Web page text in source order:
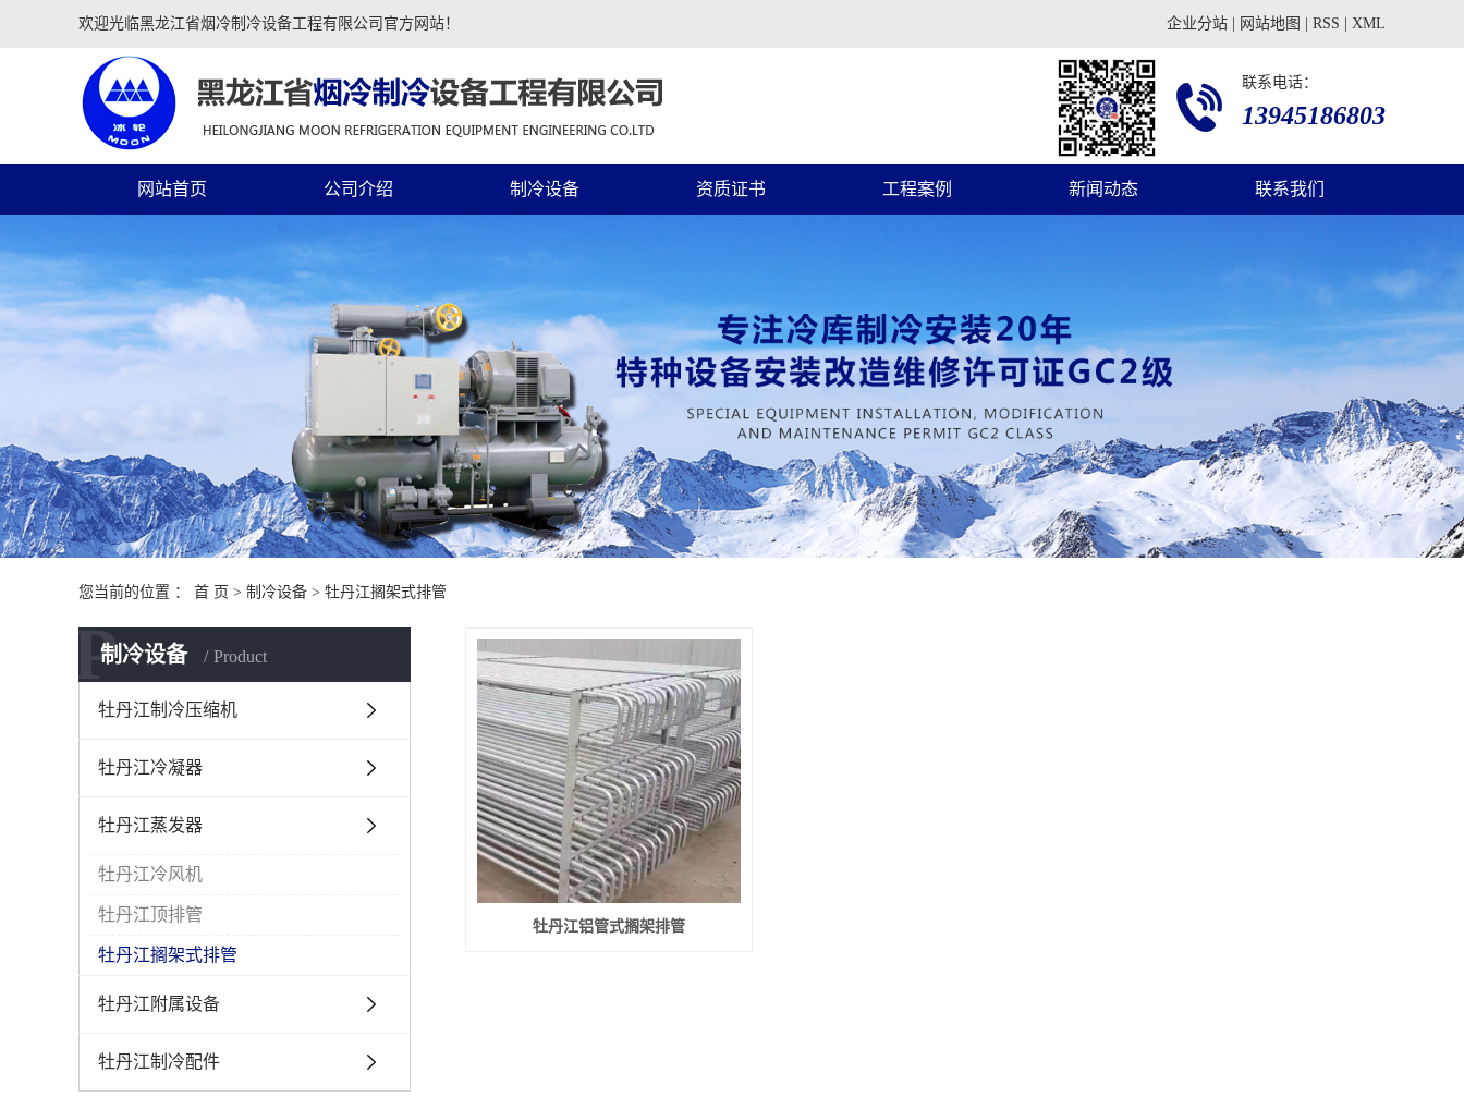
欢迎光临黑龙江省烟冷制冷设备工程有限公司官方网站！ 企业分站 网站地图 RSS XML
联系电话：
13945186803
网站首页 公司介绍 制冷设备 资质证书 工程案例 新闻动态 联系我们
您当前的位置 ： 首 页 > 制冷设备 > 牡丹江搁架式排管
制冷设备 Product
P
牡丹江制冷压缩机
牡丹江冷凝器
牡丹江蒸发器
牡丹江冷风机
牡丹江顶排管
牡丹江搁架式排管
牡丹江附属设备
牡丹江制冷配件
牡丹江铝管式搁架排管